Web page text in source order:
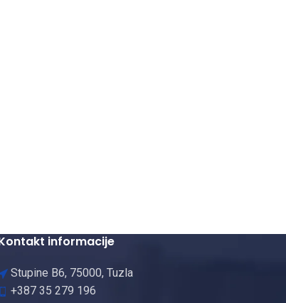
informacije
Stupine B6, 75000, Tuzla
+387 35 279 196